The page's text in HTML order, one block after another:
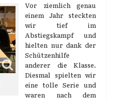
Vor ziemlich genau
einem Jahr steckten
wir tief im
Abstiegskampf und
hielten nur dank der
Schützenhilfe
anderer die Klasse.
Diesmal spielten wir
eine tolle Serie und
waren nach dem